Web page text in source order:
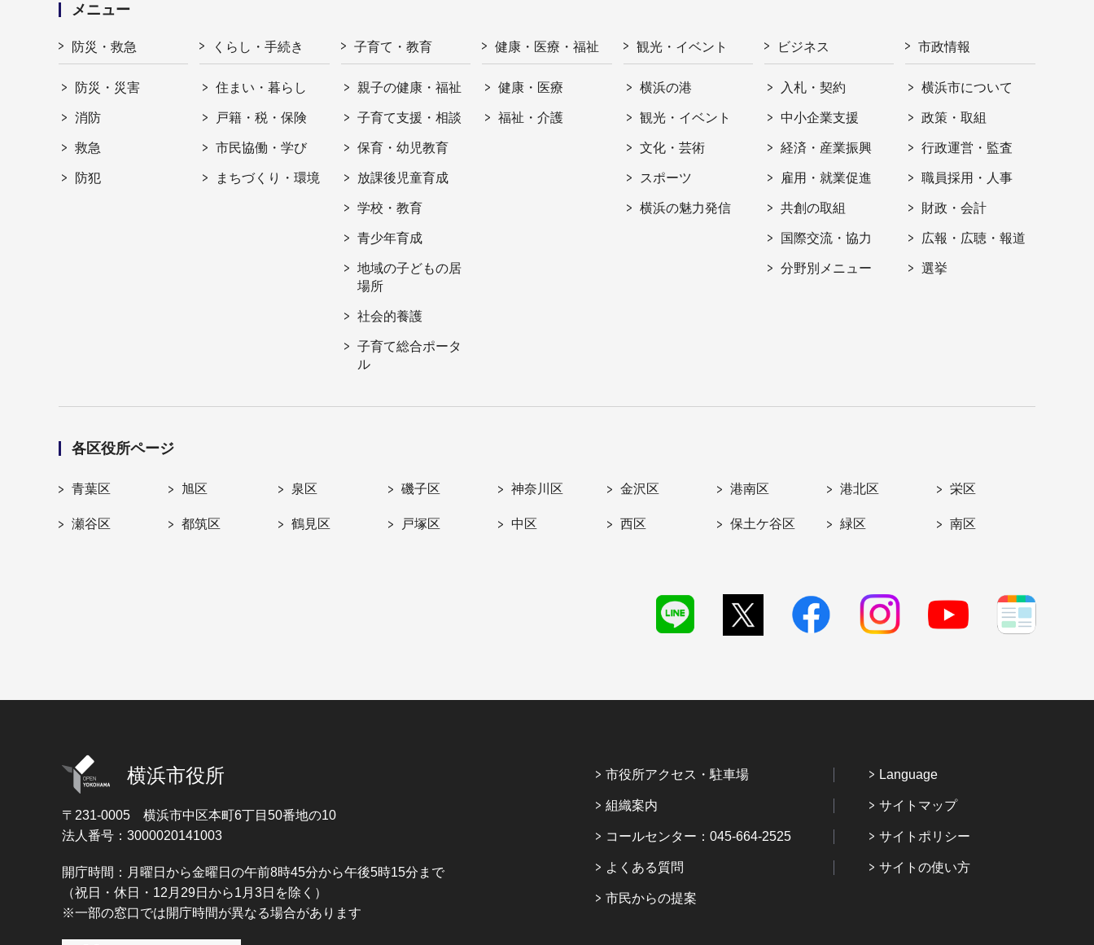
メニュー
防災・救急
防災・災害
消防
救急
防犯
くらし・手続き
住まい・暮らし
戸籍・税・保険
市民協働・学び
まちづくり・環境
子育て・教育
親子の健康・福祉
子育て支援・相談
保育・幼児教育
放課後児童育成
学校・教育
青少年育成
地域の子どもの居
場所
社会的養護
子育て総合ポータ
ル
健康・医療・福祉
健康・医療
福祉・介護
観光・イベント
横浜の港
観光・イベント
文化・芸術
スポーツ
横浜の魅力発信
ビジネス
入札・契約
中小企業支援
経済・産業振興
雇用・就業促進
共創の取組
国際交流・協力
分野別メニュー
市政情報
横浜市について
政策・取組
行政運営・監査
職員採用・人事
財政・会計
広報・広聴・報道
選挙
各区役所ページ
青葉区 旭区 泉区 磯子区 神奈川区 金沢区 港南区 港北区 栄区
瀬谷区 都筑区 鶴見区 戸塚区 中区 西区 保土ケ谷区 緑区 南区
横浜市役所
〒231-0005 横浜市中区本町6丁目50番地の10
法人番号：3000020141003
開庁時間：月曜日から金曜日の午前8時45分から午後5時15分まで
（祝日・休日・12月29日から1月3日を除く）
※一部の窓口では開庁時間が異なる場合があります
市役所アクセス・駐車場
組織案内
コールセンター：045-664-2525
よくある質問
市民からの提案
Language
サイトマップ
サイトポリシー
サイトの使い方